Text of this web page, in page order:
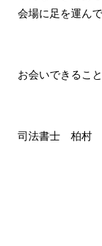
会場に足を運んで
お会いできるこ
司法書士 柏村